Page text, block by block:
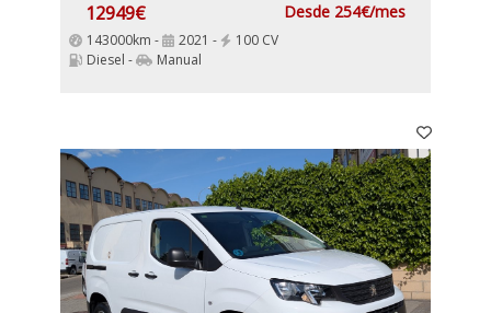
12949€ Desde 254€/mes
143000km - 2021 -
100 CV
Diesel -
Manual